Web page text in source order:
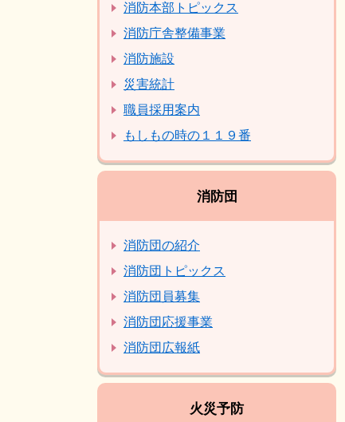
消防本部トピックス
消防庁舎整備事業
消防施設
災害統計
職員採用案内
もしもの時の１１９番
消防団
消防団の紹介
消防団トピックス
消防団員募集
消防団応援事業
消防団広報紙
火災予防